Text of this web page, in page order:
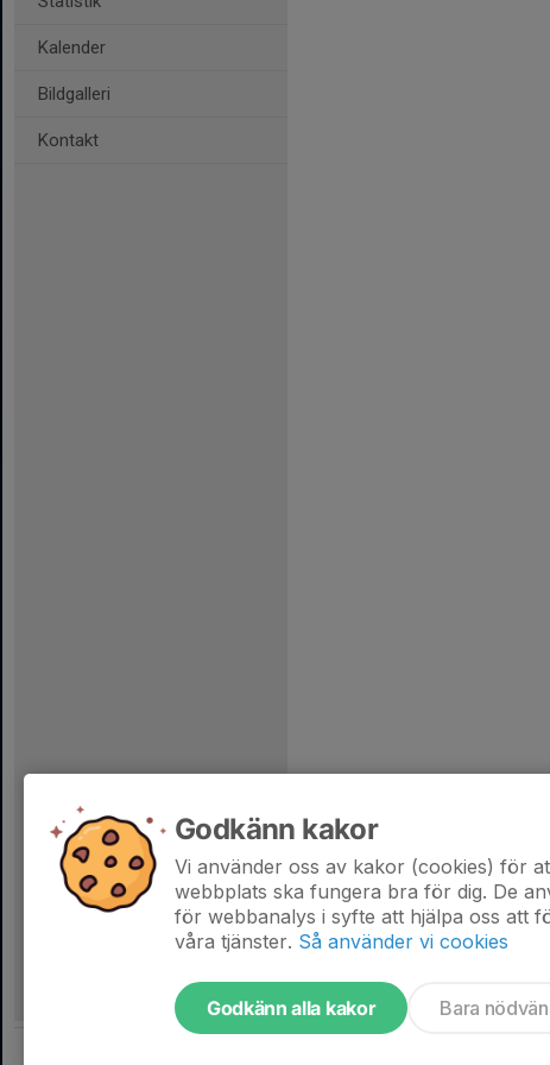
Kalender
Bildgalleri
Kontakt
Godkänn kakor
Vi använder oss av kakor (cookies) för
webbplats ska fungera bra för dig. De
för webbanalys i syfte att hjälpa oss att
våra tjänster. Så använder vi cookies
Godkänn alla kakor Bara